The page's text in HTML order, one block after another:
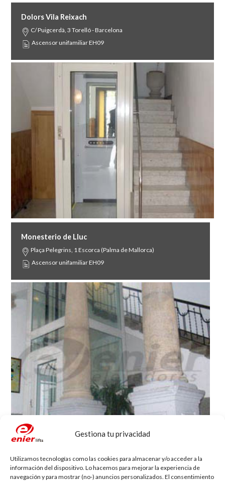
Gestiona tu privacidad
Utilizamos tecnologías como las cookies para almacenar y/o acceder a la
información del dispositivo. Lo hacemos para mejorar la experiencia de
navegación y para mostrar (no-) anuncios personalizados. El consentimiento
Dolors Vila Reixach
C/ Puigcerdà, 3 Torelló - Barcelona
Ascensor unifamiliar EH09
Monesterio de Lluc
Plaça Pelegrins, 1 Escorca (Palma de Mallorca)
Ascensor unifamiliar EH09
Particular
Bata - GUINEA ECUATORIAL